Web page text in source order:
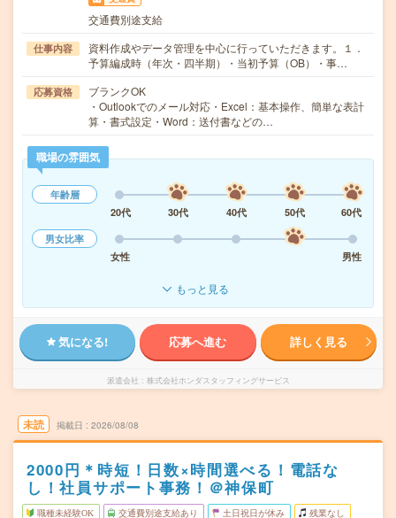
交通費別途支給
仕事内容
資料作成やデータ管理を中心に行っていただきます。１．
予算編成時（年次・四半期）・当初予算（OB）・事…
応募資格
ブランクOK
・Outlookでのメール対応・Excel：基本操作、簡単な表計
算・書式設定・Word：送付書などの…
職場の雰囲気
年齢層
20代
30代 40代 50代
60代
男女比率
女性
男性
もっと見る
気になる! 応募へ進む 詳しく見る
派遣会社 株式会社ホンダスタッフィングサービス
未読 掲載日 2026/08/08
2000円＊時短！日数×時間選べる！電話な
し！社員サポート事務！＠神保町
職種未経験OK 交通費別途支給あり 土日祝日が休み 残業なし